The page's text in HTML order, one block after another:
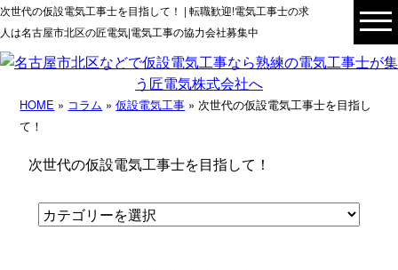
次世代の仮設電気工事士を目指して！ | 転職歓迎!電気工事士の求
人は名古屋市北区の匠電気|電気工事の協力会社募集中
HOME » コラム »仮設電気工事 » 次世代の仮設電気工事士を目指し
て！
次世代の仮設電気工事士を目指して！